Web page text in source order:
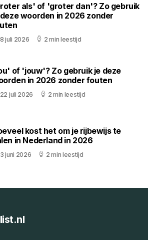
als' of 'groter dan'? Zo gebruik
woorden in 2026 zonder
8 juli 2026 2 min leestijd
of 'jouw'? Zo gebruik je deze
in 2026 zonder fouten
22 juli 2026 2 min leestijd
kost het om je rijbewijs te
in Nederland in 2026
3 juni 2026 2 min leestijd